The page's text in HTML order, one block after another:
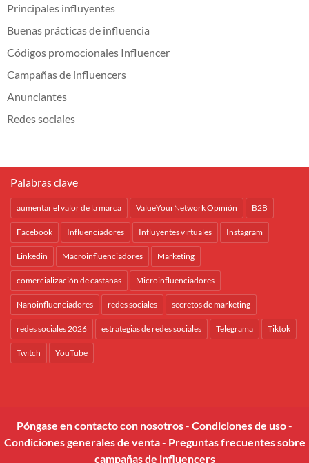
Principales influyentes
Buenas prácticas de influencia
Códigos promocionales Influencer
Campañas de influencers
Anunciantes
Redes sociales
Palabras clave
aumentar el valor de la marca ValueYourNetwork Opinión B2B
Facebook Influenciadores Influyentes virtuales Instagram
Linkedin Macroinfluenciadores Marketing
comercialización de castañas Microinfluenciadores
Nanoinfluenciadores redes sociales secretos de marketing
redes sociales 2026 estrategias de redes sociales Telegrama Tiktok
Twitch YouTube
Póngase en contacto con nosotros- Condiciones de uso-
Condiciones generales de venta- Preguntas frecuentes sobre
campañas de influencers